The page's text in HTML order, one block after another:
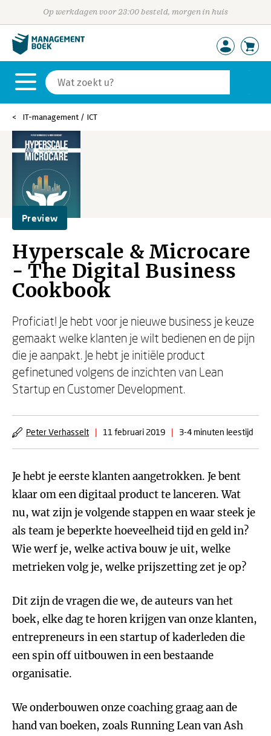
Op werkdagen voor 23:00 besteld, morgen in huis
IT-management / ICT
Preview
Hyperscale & Microcare
- The Digital Business
Cookbook
Proficiat! Je hebt voor je nieuwe business je keuze
gemaakt welke klanten je wilt bedienen en de pijn
die je aanpakt. Je hebt je initiële product
gefinetuned volgens de inzichten van Lean
Startup en Customer Development.
Peter Verhasselt | 11 februari 2019 | 3-4 minuten leestijd
Je hebt je eerste klanten aangetrokken. Je bent
klaar om een digitaal product te lanceren. Wat
nu, wat zijn je volgende stappen en waar steek je
als team je beperkte hoeveelheid tijd en geld in?
Wie werf je, welke activa bouw je uit, welke
metrieken volg je, welke prijszetting zet je op?
Dit zijn de vragen die we, de auteurs van het
boek, elke dag te horen krijgen van onze klanten,
entrepreneurs in een startup of kaderleden die
een spin off uitbouwen in een bestaande
organisatie.
We onderbouwen onze coaching graag aan de
hand van boeken, zoals Running Lean van Ash